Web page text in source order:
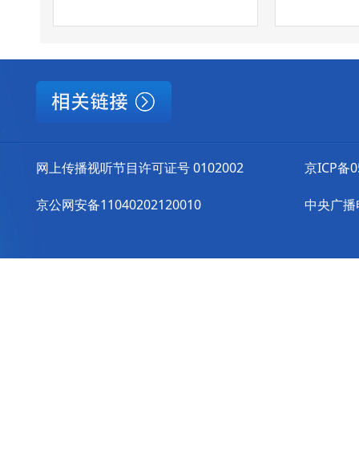
网上传播视听节目许可证号 0102002
京公网安备11040202120010
京ICP备
中央广